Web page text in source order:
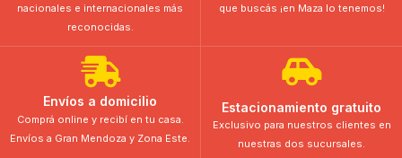
nacionales e internacionales más
reconocidas.
que buscás ¡en Maza lo tenemos!
Envíos a domicilio
Comprá online y recibí en tu casa.
Envíos a Gran Mendoza y Zona Este.
Estacionamiento gratuito
Exclusivo para nuestros clientes en
nuestras dos sucursales.